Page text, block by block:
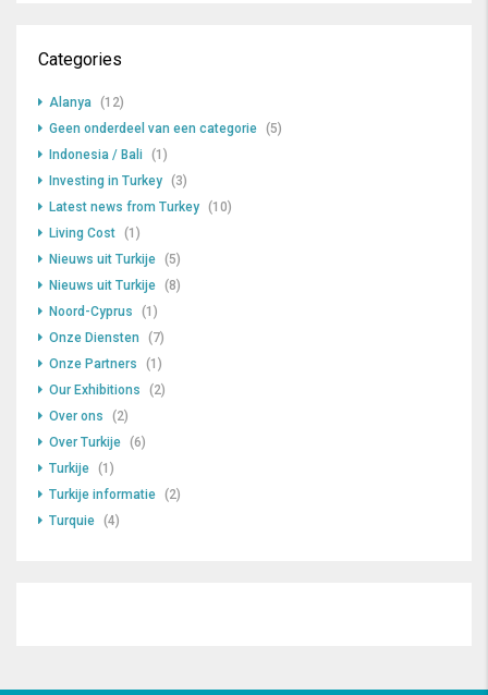
Categories
Alanya (12)
Geen onderdeel van een categorie (5)
Indonesia / Bali
(1)
Investing in Turkey (3)
Latest news from Turkey (10)
Living Cost (1)
Nieuws uit Turkije (5)
Nieuws uit Turkije (8)
Noord-Cyprus
(1)
Onze Diensten
(7)
Onze Partners
(1)
Our Exhibitions
(2)
Over ons
(2)
Over Turkije (6)
Turkije (1)
Turkije informatie (2)
Turquie (4)